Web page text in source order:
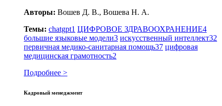
Авторы: Вошев Д. В., Вошева Н. А.
Темы: chatgpt1 ЦИФРОВОЕ ЗДРАВООХРАНЕНИЕ4
большие языковые модели3 искусственный интеллект32
первичная медико-санитарная помощь37 цифровая
медицинская грамотность2
Подробнее >
Кадровый менеджмент